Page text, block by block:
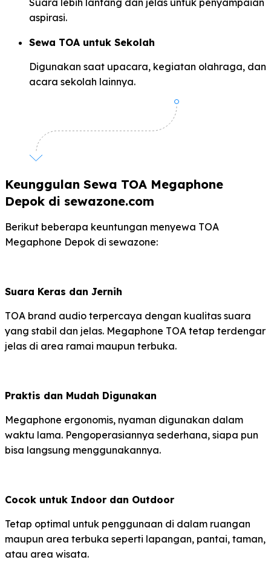
Suara lebih lantang dan jelas untuk penyampaian
aspirasi.
Sewa TOA untuk Sekolah
Digunakan saat upacara, kegiatan olahraga, dan
acara sekolah lainnya.
Keunggulan Sewa TOA Megaphone
Depok di sewazone.com
Berikut beberapa keuntungan menyewa TOA
Megaphone Depok di sewazone:
Suara Keras dan Jernih
TOA brand audio terpercaya dengan kualitas suara
yang stabil dan jelas. Megaphone TOA tetap terdengar
jelas di area ramai maupun terbuka.
Praktis dan Mudah Digunakan
Megaphone ergonomis, nyaman digunakan dalam
waktu lama. Pengoperasiannya sederhana, siapa pun
bisa langsung menggunakannya.
Cocok untuk Indoor dan Outdoor
Tetap optimal untuk penggunaan di dalam ruangan
maupun area terbuka seperti lapangan, pantai, taman,
atau area wisata.